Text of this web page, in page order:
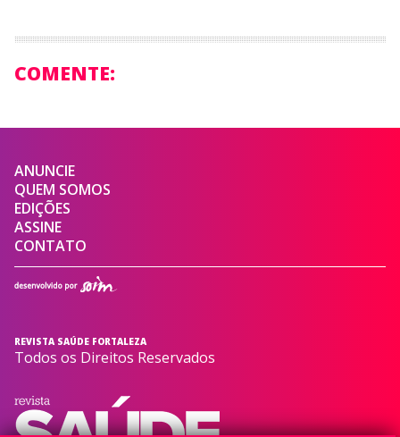
COMENTE:
ANUNCIE
QUEM SOMOS
EDIÇÕES
ASSINE
CONTATO
REVISTA SAÚDE FORTALEZA
Todos os Direitos Reservados